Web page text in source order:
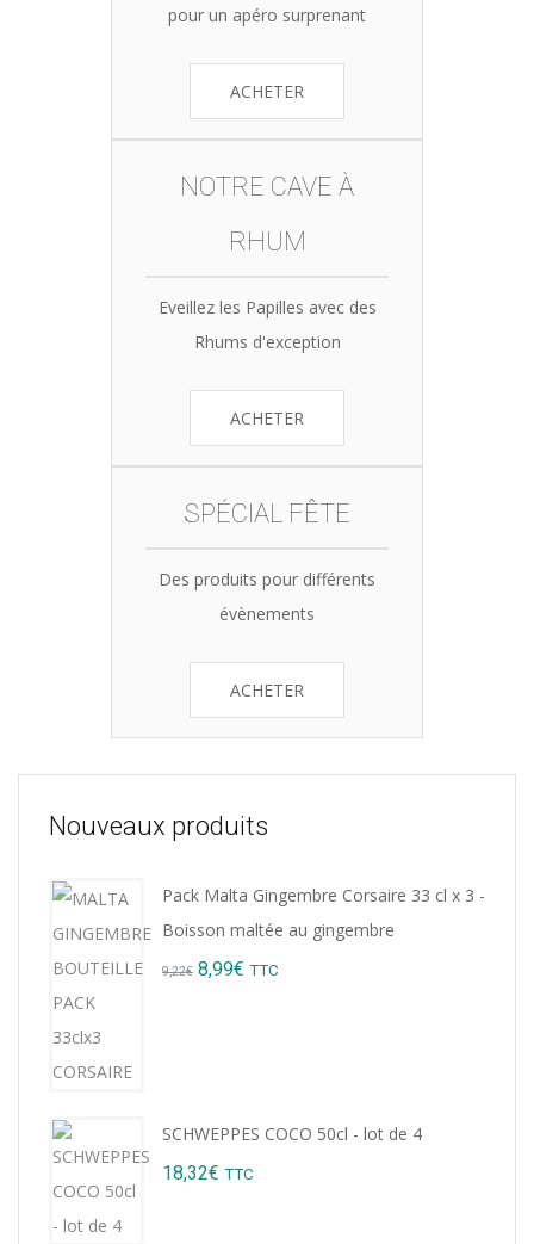
pour un apéro surprenant
ACHETER
NOTRE CAVE À
RHUM
Eveillez les Papilles avec des
Rhums d'exception
ACHETER
SPÉCIAL FÊTE
Des produits pour différents
évènements
ACHETER
Nouveaux produits
Pack Malta Gingembre Corsaire 33 cl x 3 -
Boisson maltée au gingembre
9,22€ Original
8,99€ Current
TTC
SCHWEPPES COCO 50cl - lot de 4
18,32€ TTC